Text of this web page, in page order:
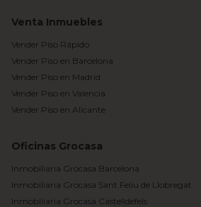
Venta Inmuebles
Vender Piso Rápido
Vender Piso en Barcelona
Vender Piso en Madrid
Vender Piso en Valencia
Vender Piso en Alicante
Oficinas Grocasa
Inmobiliaria Grocasa Barcelona
Inmobiliaria Grocasa Sant Feliu de Llobregat
Inmobiliaria Grocasa Castelldefels